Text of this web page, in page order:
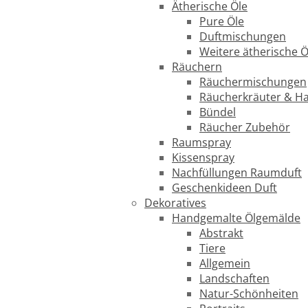
Ätherische Öle
Pure Öle
Duftmischungen
Weitere ätherische
Räuchern
Räuchermischungen
Räucherkräuter &
Bündel
Räucher Zubehör
Raumspray
Kissenspray
Nachfüllungen Raumduft
Geschenkideen Duft
Dekoratives
Handgemalte Ölgemälde
Abstrakt
Tiere
Allgemein
Landschaften
Natur-Schönheiten